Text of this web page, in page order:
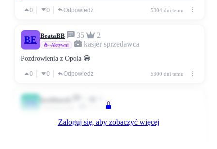
0 0 Odpowiedz 5304 dni temu
BE BeataBB 35 2
~Aktywni kasjer sprzedawca
Pozdrowienia z Opola 😁
0 0 Odpowiedz 5300 dni temu
JA Klient
hey jestem z opolaZaloguj się, aby zobaczyć więcej